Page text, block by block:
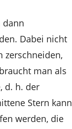
dann
Dabei nicht
zerschneiden,
man als
d. h. der
Stern kann
werden, die